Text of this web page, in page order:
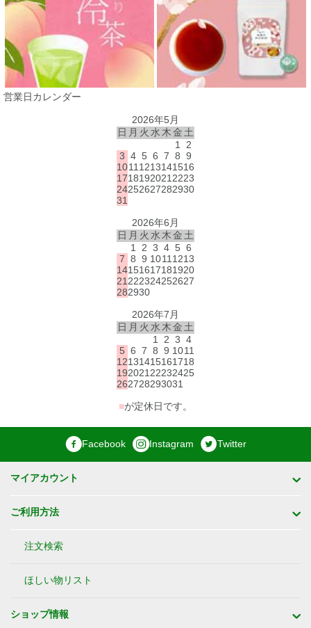
営業日カレンダー
2026年5月
日 月 火 水 木金 土
1
2
3 4 5 6 7 8 9
1011 1213141516
1718192021 2223
24252627282930
31
2026年6月
日 月 火 水 木金 土
1
2 3 4 5 6
7 8 9 1011 1213
14151617181920
21 222324252627
282930
2026年7月
日 月 火 水 木金 土
1
2 3 4
5 6 7 8 9 1011
12131415161718
192021 22232425
262728293031
■が定休日です。
Facebook Instagram Twitter
マイアカウント
ご利用方法
注文検索
ほしい物リスト
ショップ情報